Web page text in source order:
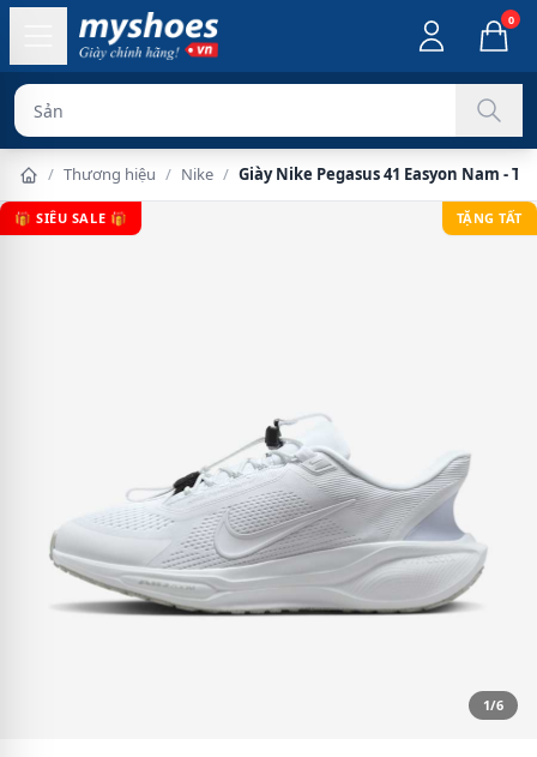
0
Sản phẩm chính
/ Thương hiệu / Nike / Giày Nike Pegasus 41 Easyon Nam -
🎁 SIÊU SALE 🎁 TẶNG TẤT
1/6